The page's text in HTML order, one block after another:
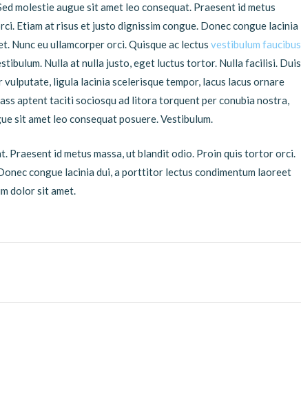
molestie augue sit amet leo consequat. Praesent id metus
Etiam at risus et justo dignissim congue. Donec congue lacinia
Nunc eu ullamcorper orci. Quisque ac lectus vestibulum faucibus
Nulla at nulla justo, eget luctus tortor. Nulla facilisi. Duis
ligula lacinia scelerisque tempor, lacus lacus ornare
aptent taciti sociosqu ad litora torquent per conubia nostra,
sit amet leo consequat posuere. Vestibulum.
Praesent id metus massa, ut blandit odio. Proin quis tortor orci.
congue lacinia dui, a porttitor lectus condimentum laoreet
dolor sit amet.